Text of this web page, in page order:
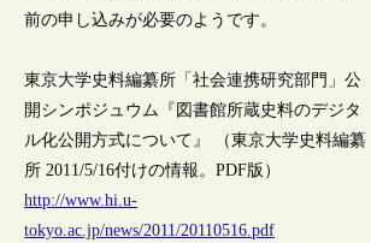
前の申し込みが必要のようです。
東京大学史料編纂所「社会連携研究部門」公
開シンポジュウム『図書館所蔵史料のデジタ
ル化公開方式について』 （東京大学史料編纂
所 2011/5/16付けの情報。PDF版）
http://www.hi.u-
tokyo.ac.jp/news/2011/20110516.pdf